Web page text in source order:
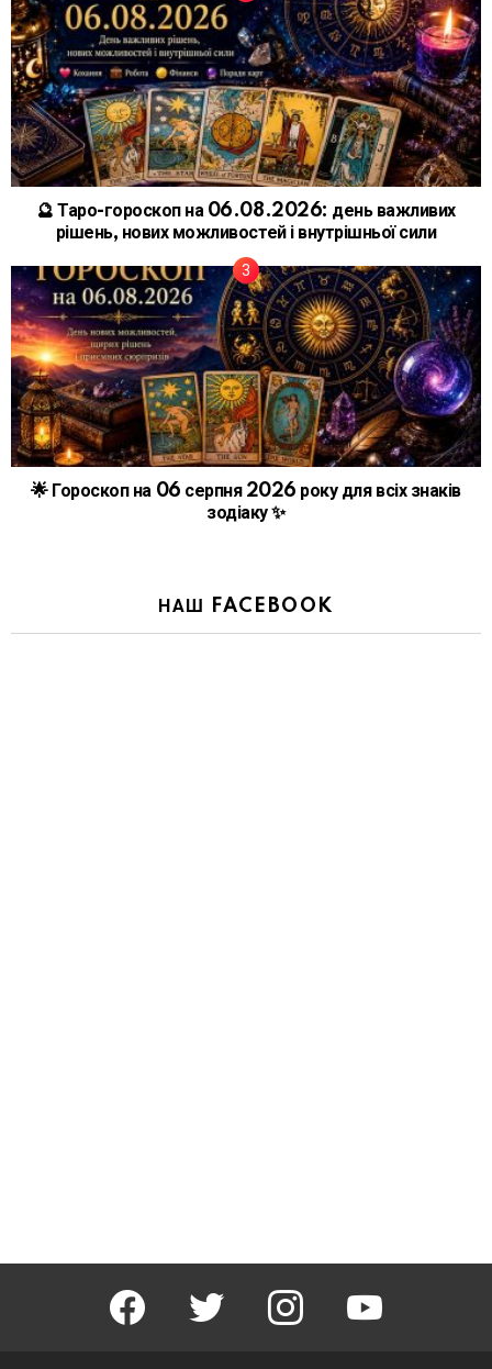
🔮 Таро-гороскоп на 06.08.2026: день важливих
рішень, нових можливостей і внутрішньої сили
🌟 Гороскоп на 06 серпня 2026 року для всіх знаків
зодіаку ✨
НАШ FACEBOOK
facebook twitter instagram youtube